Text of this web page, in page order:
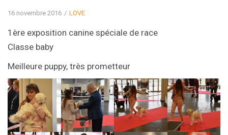
16 novembre 2016 LOVE
1ère exposition canine spéciale de race
Classe baby
Meilleure puppy, très prometteur